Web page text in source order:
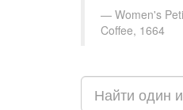
Women's
Coffee, 1664